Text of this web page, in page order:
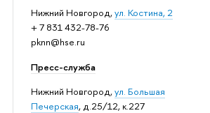
Нижний Новгород,ул. Костина, 2
+ 7 831 432-78-76
pknn@hse.ru
Пресс-служба
Нижний Новгород,ул. Большая
Печерская, д.25/12, к.227